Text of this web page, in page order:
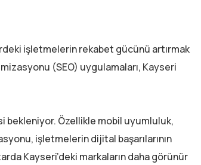
işletmelerin rekabet gücünü artırmak
(SEO) uygulamaları, Kayseri
bekleniyor. Özellikle mobil uyumluluk,
işletmelerin dijital başarılarının
Kayseri’deki markaların daha görünür